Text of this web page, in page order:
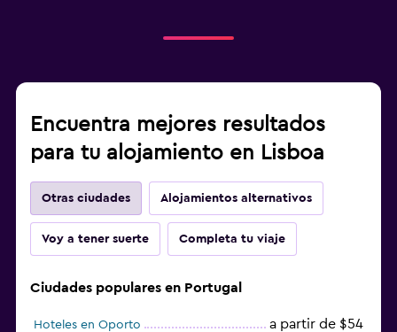
Encuentra mejores resultados
para tu alojamiento en Lisboa
Otras ciudades Alojamientos alternativos
Voy a tener suerte Completa tu viaje
Ciudades populares en Portugal
Hoteles en Oporto a partir de $54